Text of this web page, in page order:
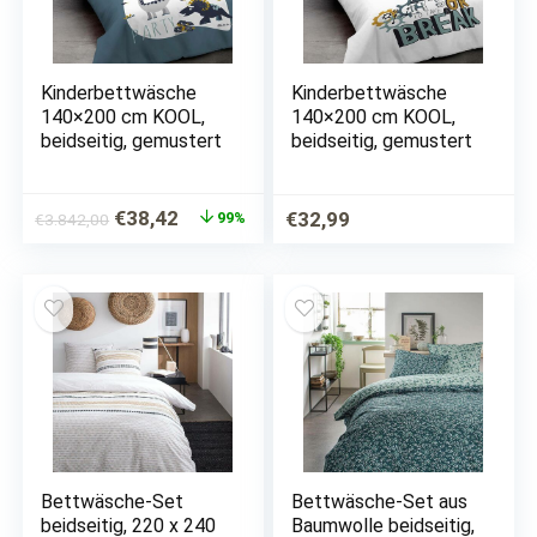
Kinderbettwäsche
140×200 cm KOOL,
beidseitig, gemustert
€3.842,00 Ursprünglicher
€3.842,00
€38,42 Aktueller
€38,42.
99%
Kinderbettwäsche
140×200 cm KOOL,
beidseitig, gemustert
€32,99
Bettwäsche-Set
beidseitig, 220 x 240
Bettwäsche-Set aus
Baumwolle beidseitig,